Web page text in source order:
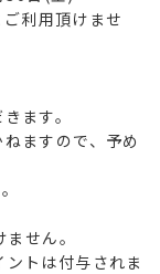
利用頂けませ
ます。
ますので、予め
せん。
トは付与されま